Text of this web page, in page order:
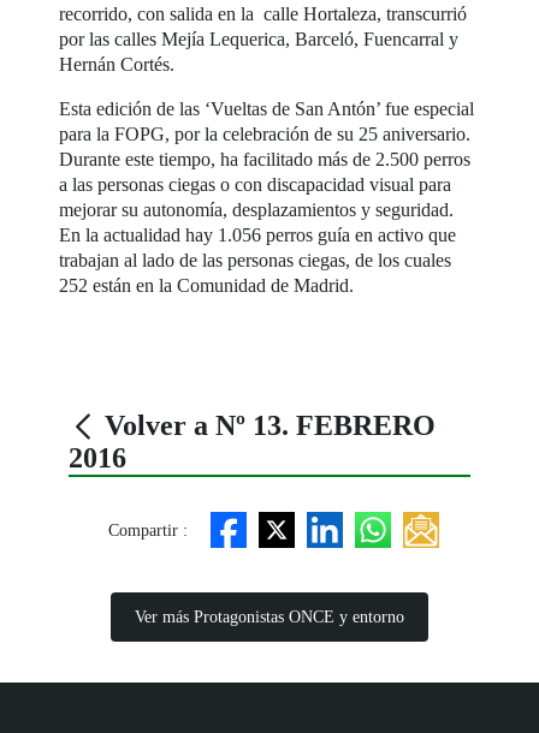
recorrido, con salida en la calle Hortaleza, transcurrió
por las calles Mejía Lequerica, Barceló, Fuencarral y
Hernán Cortés.
Esta edición de las ‘Vueltas de San Antón’ fue especial
para la FOPG, por la celebración de su 25 aniversario.
Durante este tiempo, ha facilitado más de 2.500 perros
a las personas ciegas o con discapacidad visual para
mejorar su autonomía, desplazamientos y seguridad.
En la actualidad hay 1.056 perros guía en activo que
trabajan al lado de las personas ciegas, de los cuales
252 están en la Comunidad de Madrid.
Volver a Nº 13. FEBRERO
2016
Compartir :
Ver más Protagonistas ONCE y entorno